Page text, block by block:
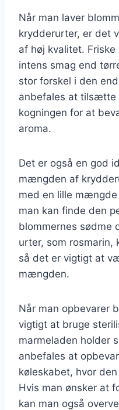
Når man laver
krydderurter, er det
af høj kvalitet.
intens smag end
stor forskel i den
anbefales at tilsætte
kogningen for at
aroma.
Det er også en god
mængden af
med en lille
man kan finde den
blommernes sødme
urter, som
så det er vigtigt at
mængden.
Når man opbevarer
vigtigt at bruge
marmeladen holder
anbefales at
køleskabet, hvor
Hvis man ønsker at
kan man også